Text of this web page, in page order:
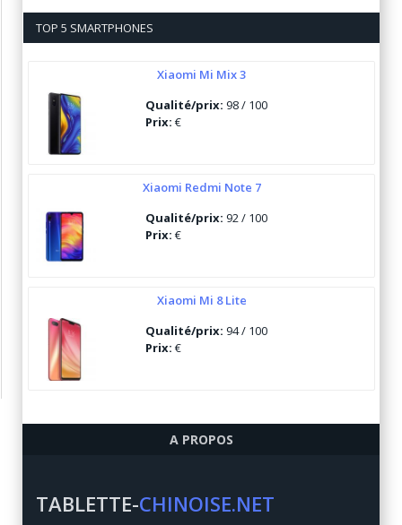
TOP 5 SMARTPHONES
Xiaomi Mi Mix 3
Qualité/prix: 98 / 100
Prix: €
Xiaomi Redmi Note 7
Qualité/prix: 92 / 100
Prix: €
Xiaomi Mi 8 Lite
Qualité/prix: 94 / 100
Prix: €
Qualité/prix:84 / 100
A PROPOS
TABLETTE-CHINOISE.NET